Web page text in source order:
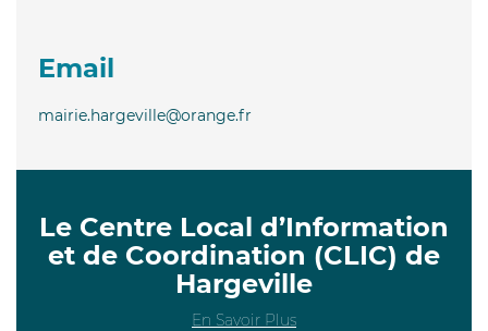
Email
mairie.hargeville@orange.fr
Le Centre Local d’Information
et de Coordination (CLIC) de
Hargeville
En Savoir Plus